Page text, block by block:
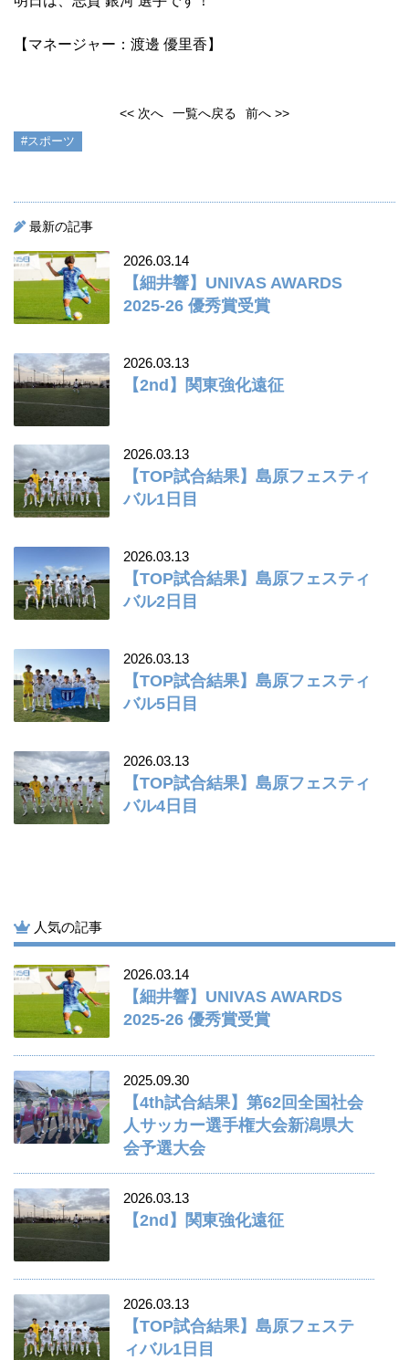
【マネージャー：渡邊 優里香】
<< 次へ 一覧へ戻る 前へ >>
#スポーツ
最新の記事
2026.03.14
【細井響】UNIVAS AWARDS
2025-26 優秀賞受賞
2026.03.13
【2nd】関東強化遠征
2026.03.13
【TOP試合結果】島原フェスティ
バル1日目
2026.03.13
【TOP試合結果】島原フェスティ
バル2日目
2026.03.13
【TOP試合結果】島原フェスティ
バル5日目
2026.03.13
【TOP試合結果】島原フェスティ
バル4日目
人気の記事
2026.03.14
【細井響】UNIVAS AWARDS
2025-26 優秀賞受賞
2025.09.30
【4th試合結果】第62回全国社会
人サッカー選手権大会新潟県大
会予選大会
2026.03.13
【2nd】関東強化遠征
2026.03.13
【TOP試合結果】島原フェステ
ィバル1日目